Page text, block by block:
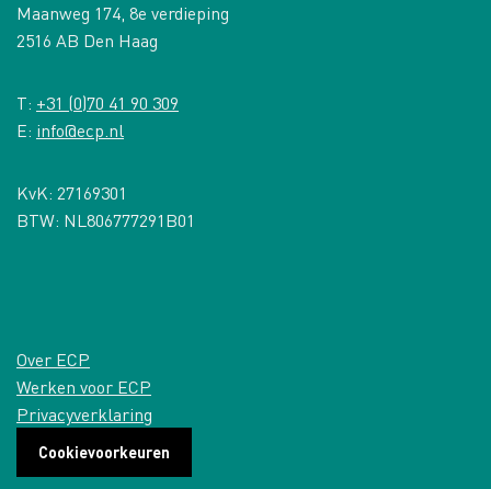
Maanweg 174, 8e verdieping
2516 AB Den Haag
T: +31 (0)70 41 90 309
E: info@ecp.nl
KvK: 27169301
BTW: NL806777291B01
Over ECP
Werken voor ECP
Privacyverklaring
Cookievoorkeuren